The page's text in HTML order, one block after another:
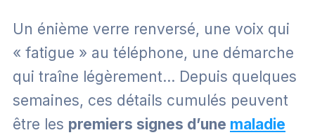
Un énième verre renversé, une voix qui
« fatigue » au téléphone, une démarche
qui traîne légèrement… Depuis quelques
semaines, ces détails cumulés peuvent
être les premiers signes d’une maladie